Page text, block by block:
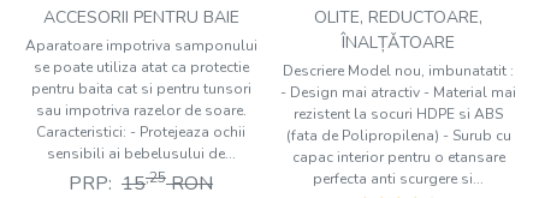
ACCESORII PENTRU BAIE
Aparatoare impotriva samponului
se poate utiliza atat ca protectie
pentru baita cat si pentru tunsori
sau impotriva razelor de soare.
Caracteristici: - Protejeaza ochii
sensibili ai bebelusului de...
PRP: 15,25 RON
fetite Drool
OLITE, REDUCTOARE,
ÎNALȚǍTOARE
Descriere Model nou, imbunatatit :
- Design mai atractiv - Material mai
rezistent la socuri HDPE si ABS
(fata de Polipropilena) - Surub cu
capac interior pentru o etansare
perfecta anti scurgere si...